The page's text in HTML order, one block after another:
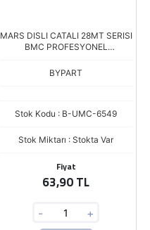
MARS DISLI CATALI 28MT SERISI
BMC PROFESYONEL
BYPART
Stok Kodu : B-UMC-6549
Stok Miktarı : Stokta Var
Fiyat
63,90 TL
- +